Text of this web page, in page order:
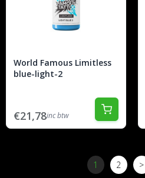
World Famous Limitless
blue-light-2
€21,78inc btw
1 2 >